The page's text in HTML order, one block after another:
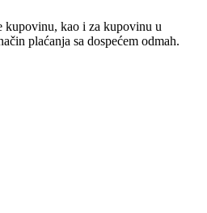
kupovinu, kao i za kupovinu u
plaćanja sa dospećem odmah.